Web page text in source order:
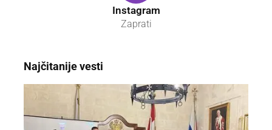
Instagram
Zaprati
Najčitanije vesti